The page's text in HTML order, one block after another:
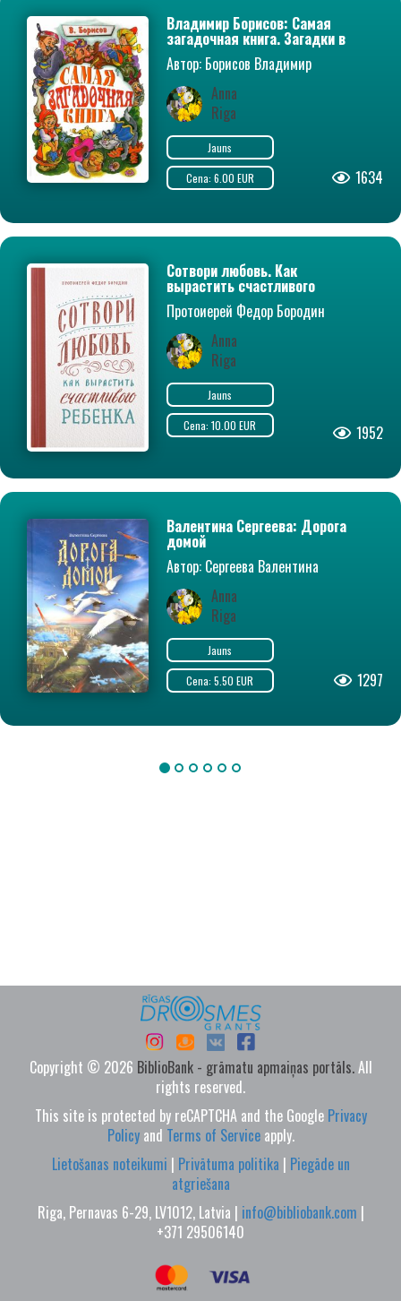
Владимир Борисов: Самая
загадочная книга. Загадки в
доме
Автор: Борисов Владимир
Михайлович
Anna
Riga
Jauns
Cena: 6.00 EUR
1634
Сотвори любовь. Как
вырастить счастливого
ребенка
Протоиерей Федор Бородин
Anna
Riga
Jauns
Cena: 10.00 EUR
1952
Валентина Сергеева: Дорога
домой
Автор: Сергеева Валентина
Сергеевна
Anna
Riga
Jauns
Cena: 5.50 EUR
1297
Copyright © 2026 BiblioBank - grāmatu apmaiņas portāls.All
rights reserved.
This site is protected by reCAPTCHA and the Google Privacy
Policyand Terms of Serviceapply.
Lietošanas noteikumi | Privātuma politika | Piegāde un
atgriešana
Riga, Pernavas 6-29, LV1012, Latvia | info@bibliobank.com |
+371 29506140